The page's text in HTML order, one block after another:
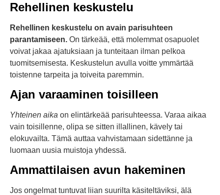
Rehellinen keskustelu
Rehellinen keskustelu on avain parisuhteen
parantamiseen. On tärkeää, että molemmat osapuolet
voivat jakaa ajatuksiaan ja tunteitaan ilman pelkoa
tuomitsemisesta. Keskustelun avulla voitte ymmärtää
toistenne tarpeita ja toiveita paremmin.
Ajan varaaminen toisilleen
Yhteinen aika on elintärkeää parisuhteessa. Varaa aikaa
vain toisillenne, olipa se sitten illallinen, kävely tai
elokuvailta. Tämä auttaa vahvistamaan sidettänne ja
luomaan uusia muistoja yhdessä.
Ammattilaisen avun hakeminen
Jos ongelmat tuntuvat liian suurilta käsiteltäviksi, älä